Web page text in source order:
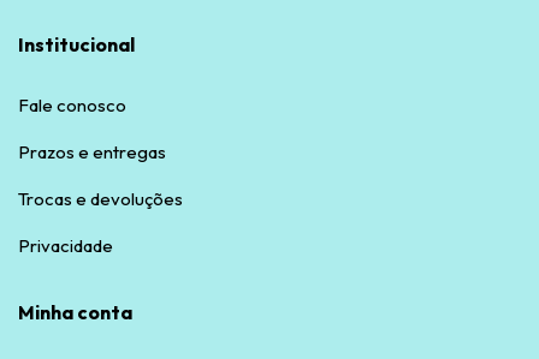
Institucional
Fale conosco
Prazos e entregas
Trocas e devoluções
Privacidade
Minha conta